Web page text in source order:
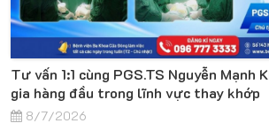
Tư vấn 1:1 cùng PGS.TS Nguyễn Mạnh
gia hàng đầu trong lĩnh vực thay khớp
8/7/2026